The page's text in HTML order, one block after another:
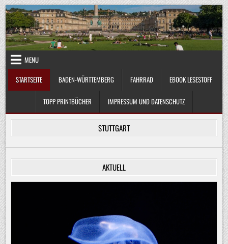
Skip
to
content
MENU
STARTSEITE
BADEN-WÜRTTEMBERG FAHRRAD EBOOK LESESTOFF
TOPP PRINTBÜCHER IMPRESSUM UND DATENSCHUTZ
STUTTGART
AKTUELL